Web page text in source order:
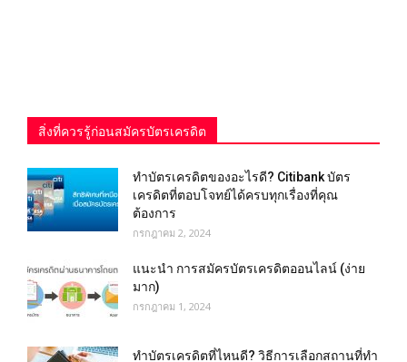
สิ่งที่ควรรู้ก่อนสมัครบัตรเครดิต
ทำบัตรเครดิตของอะไรดี? Citibank บัตร
เครดิตที่ตอบโจทย์ได้ครบทุกเรื่องที่คุณ
ต้องการ
กรกฎาคม 2, 2024
แนะนำ การสมัครบัตรเครดิตออนไลน์ (ง่าย
มาก)
กรกฎาคม 1, 2024
ทําบัตรเครดิตที่ไหนดี? วิธีการเลือกสถานที่ทำ